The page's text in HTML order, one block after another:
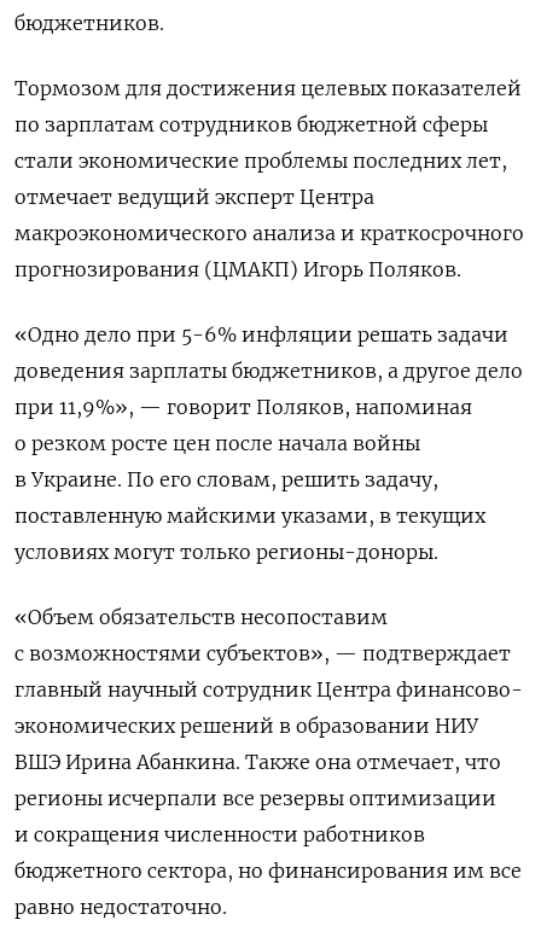
бюджетников.
Тормозом для достижения целевых показателей
по зарплатам сотрудников бюджетной сферы
стали экономические проблемы последних лет,
отмечает ведущий эксперт Центра
макроэкономического анализа и краткосрочного
прогнозирования (ЦМАКП) Игорь Поляков.
«Одно дело при 5-6% инфляции решать задачи
доведения зарплаты бюджетников, а другое дело
при 11,9%», — говорит Поляков, напоминая
о резком росте цен после начала войны
в Украине. По его словам, решить задачу,
поставленную майскими указами, в текущих
условиях могут только регионы-доноры.
«Объем обязательств несопоставим
с возможностями субъектов», — подтверждает
главный научный сотрудник Центра финансово-
экономических решений в образовании НИУ
ВШЭ Ирина Абанкина. Также она отмечает, что
регионы исчерпали все резервы оптимизации
и сокращения численности работников
бюджетного сектора, но финансирования им все
равно недостаточно.